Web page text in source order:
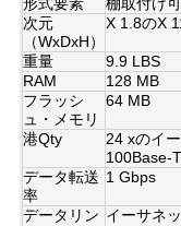
ュ
ー
ス
事
形式要素
棚取付け
次元
（WxDxH）
X 1.8のX
重量
9.9 LBS
RAM
128 MB
フラッシ
ュ・メモリ
64 MB
港Qty
24 xのイ
100Base-
データ転送
率
1 Gbps
データリン イーサネ